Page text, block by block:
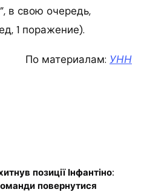
в свою очередь,
1 поражение).
По материалам: УНН
позиції Інфантіно:
повернутися